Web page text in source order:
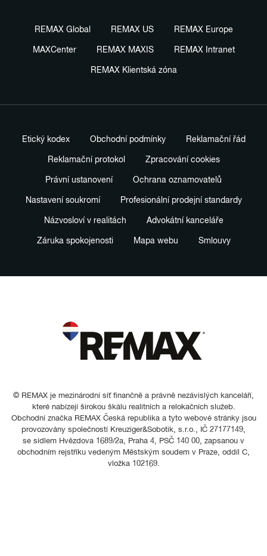
REMAX Global REMAX US REMAX Europe
MAXCenter REMAX MAXIS REMAX Intranet
REMAX Klientská zóna
Etický kodex Obchodní podmínky Reklamační řád
Reklamační protokol Zpracování cookies
Právní ustanovení Ochrana oznamovatelů
Nastavení soukromí Profesionální prodejní standardy
Názvosloví v realitách Advokátní kanceláře
Záruka spokojenosti Mapa webu Smlouvy
© REMAX je mezinárodní síť finančně a právně nezávislých kanceláří,
které nabízejí širokou škálu realitních a relokačních služeb.
Obchodní značka REMAX Česká republika a tyto webové stránky jsou
provozovány společností Kreuziger&Sobotik, s.r.o., IČ 27177149,
se sídlem Hvězdova 1689/2a, Praha 4, PSČ 140 00, zapsanou v
obchodním rejstříku vedeným Městským soudem v Praze, oddíl C,
vložka 102169.